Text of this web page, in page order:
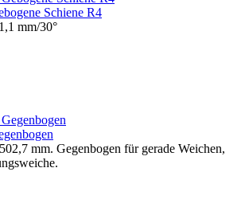
Schiene R4
mm/30°
mm. Gegenbogen für gerade Weichen,